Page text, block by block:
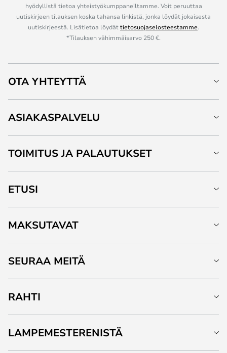
hyödyllistä tietoa yhteistyökumppaneiltamme. Voit peruuttaa
uutiskirjeen tilauksen koska tahansa linkistä, jonka löydät jokaisesta
uutiskirjeestä. Lisätietoa löydättietosuojaselosteestamme.
*Tilauksen vähimmäisarvo 250 €.
OTA YHTEYTTÄ
ASIAKASPALVELU
TOIMITUS JA PALAUTUKSET
ETUSI
MAKSUTAVAT
SEURAA MEITÄ
RAHTI
LAMPEMESTERENISTÄ